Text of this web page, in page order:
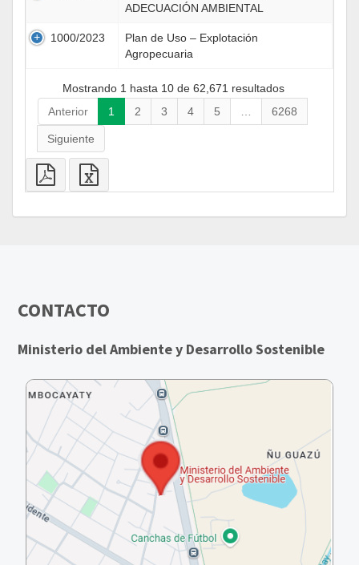
ADECUACIÓN AMBIENTAL
1000/2023
Plan de Uso – Explotación
Agropecuaria
Mostrando 1 hasta 10 de 62,671 resultados
Anterior
1 2 3 4 5 6268
Siguiente
CONTACTO
Ministerio del Ambiente y Desarrollo Sostenible